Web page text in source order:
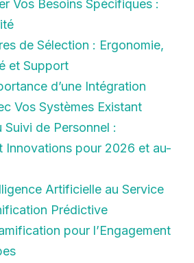
Vos Besoins Spécifiques :
de Sélection : Ergonomie,
et Support
d’une Intégration
Vos Systèmes Existant
Suivi de Personnel :
Innovations pour 2026 et au-
Artificielle au Service
Prédictive
pour l’Engagement